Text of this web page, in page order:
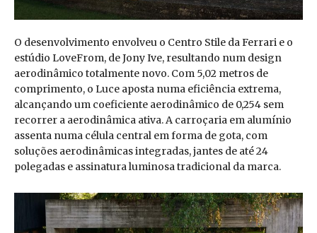
O desenvolvimento envolveu o Centro Stile da Ferrari e o
estúdio LoveFrom, de Jony Ive, resultando num design
aerodinâmico totalmente novo. Com 5,02 metros de
comprimento, o Luce aposta numa eficiência extrema,
alcançando um coeficiente aerodinâmico de 0,254 sem
recorrer a aerodinâmica ativa. A carroçaria em alumínio
assenta numa célula central em forma de gota, com
soluções aerodinâmicas integradas, jantes de até 24
polegadas e assinatura luminosa tradicional da marca.